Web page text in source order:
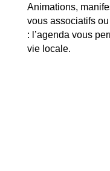
Animations,
vous associatifs
: l’agenda vous
vie locale.